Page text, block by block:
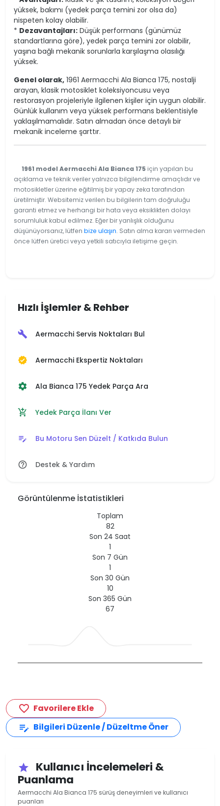
yüksek, bakımı (yedek parça temini zor olsa da)
nispeten kolay olabilir.
* Dezavantajları: Düşük performans (günümüz
standartlarına göre), yedek parça temini zor olabilir,
yaşına bağlı mekanik sorunlarla karşılaşma olasılığı
yüksek.
Genel olarak, 1961 Aermacchi Ala Bianca 175, nostalji
arayan, klasik motosiklet koleksiyoncusu veya
restorasyon projeleriyle ilgilenen kişiler için uygun olabilir.
Günlük kullanım veya yüksek performans beklentisiyle
yaklaşılmamalıdır. Satın almadan önce detaylı bir
mekanik inceleme şarttır.
1961 model Aermacchi Ala Bianca 175 için yapılan bu
açıklama ve teknik veriler yalnızca bilgilendirme amaçlıdır ve
motosikletler üzerine eğitilmiş bir yapay zeka tarafından
üretilmiştir. Websitemiz verilen bu bilgilerin tam doğruluğu
garanti etmez ve herhangi bir hata veya eksiklikten dolayı
sorumluluk kabul edilmez. Eğer bir yanlışlık olduğunu
düşünüyorsanız, lütfen bize ulaşın. Satın alma kararı vermeden
önce lütfen üretici veya yetkili satıcıyla iletişime geçin.
Hızlı İşlemler & Rehber
build Aermacchi Servis Noktaları Bul
verified Aermacchi Ekspertiz Noktaları
settings Ala Bianca 175 Yedek Parça Ara
add_shopping_cart Yedek Parça İlanı Ver
edit_note Bu Motoru Sen Düzelt / Katkıda Bulun
help_outline Destek & Yardım
Görüntülenme İstatistikleri
Toplam
82
Son 24 Saat
1
Son 7 Gün
1
Son 30 Gün
10
Son 365 Gün
67
favorite_border Favorilere Ekle
edit_note Bilgileri Düzenle / Düzeltme Öner
star
Kullanıcı İncelemeleri &
Puanlama
Aermacchi Ala Bianca 175 sürüş deneyimleri ve kullanıcı
puanları